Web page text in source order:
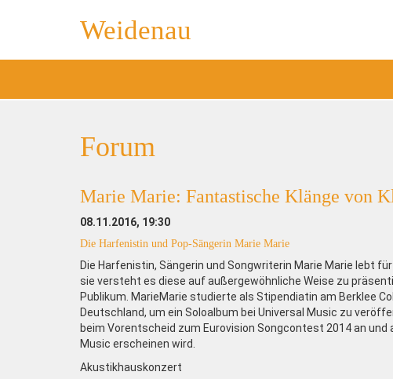
Weidenau
Forum
Marie Marie: Fantastische Klänge von
08.11.2016, 19:30
Die Harfenistin und Pop-Sängerin Marie Marie
Die Harfenistin, Sängerin und Songwriterin Marie Marie lebt
sie versteht es diese auf außergewöhnliche Weise zu
Publikum. MarieMarie studierte als Stipendiatin am Berklee
Deutschland, um ein Soloalbum bei Universal Music zu
beim Vorentscheid zum Eurovision Songcontest 2014 an
Music erscheinen wird.
Akustikhauskonzert